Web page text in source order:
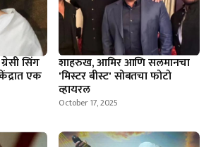
सिंग
एक
शाहरुख, आमिर आणि सलमानचा
'मिस्टर बीस्ट' सोबतचा फोटो
व्हायरल
October 17, 2025